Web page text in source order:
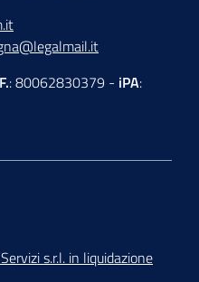
: 80062830379 - iPA:
s.r.l. in liquidazione